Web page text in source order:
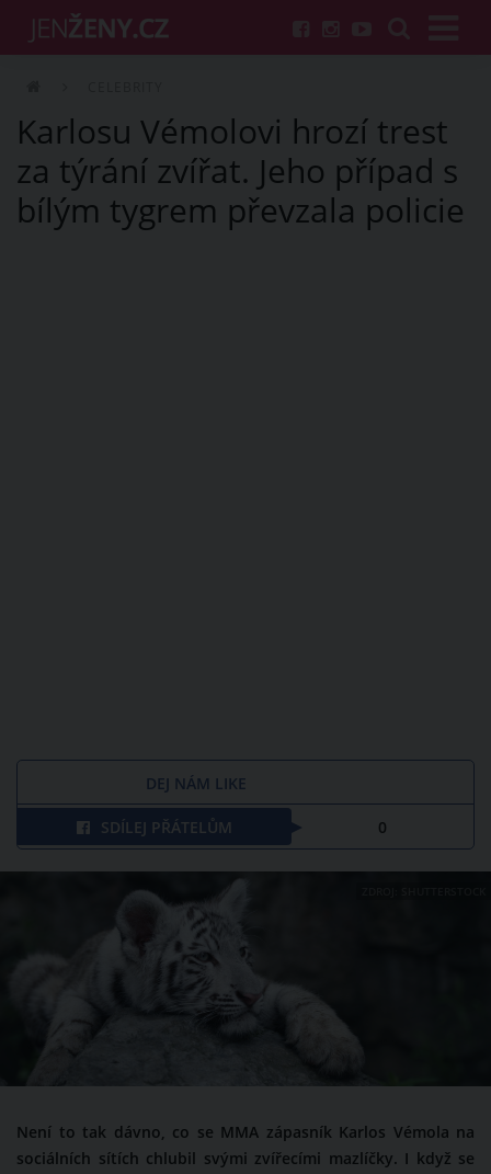
Karlosu Vémolovi hrozí trest
za týrání zvířat. Jeho případ s
bílým tygrem převzala policie
DEJ NÁM LIKE
SDÍLEJ PŘÁTELŮM 0
Není to tak dávno, co se MMA zápasník Karlos Vémola na
sociálních sítích chlubil svými zvířecími mazlíčky. I když se